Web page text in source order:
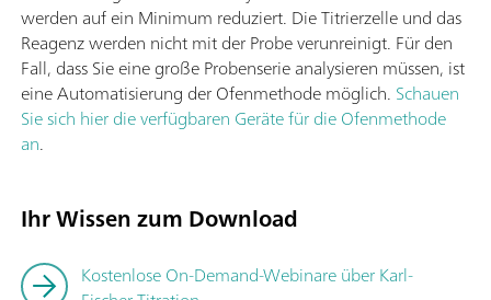
werden auf ein Minimum reduziert. Die Titrierzelle und das
Reagenz werden nicht mit der Probe verunreinigt. Für den
Fall, dass Sie eine große Probenserie analysieren müssen, ist
eine Automatisierung der Ofenmethode möglich. Schauen
Sie sich hier die verfügbaren Geräte für die Ofenmethode
an.
Ihr Wissen zum Download
Kostenlose On-Demand-Webinare über Karl-